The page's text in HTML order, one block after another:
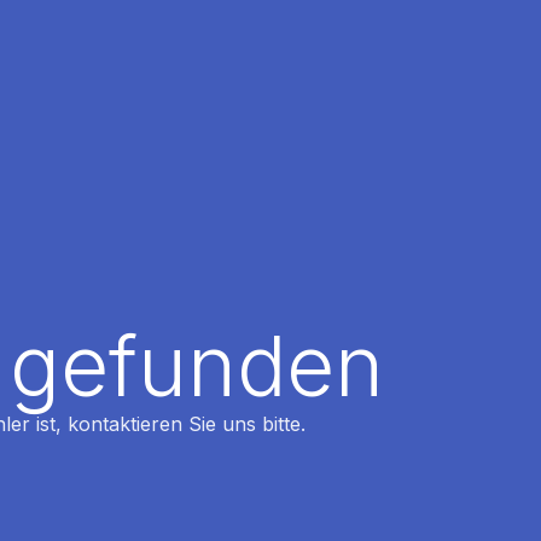
ist, kontaktieren Sie uns bitte.